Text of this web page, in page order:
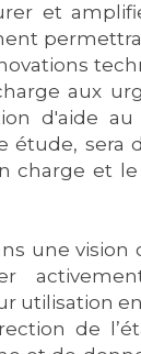
et
aux
d'aide
étude, sera
charge et
une
utilisation
de